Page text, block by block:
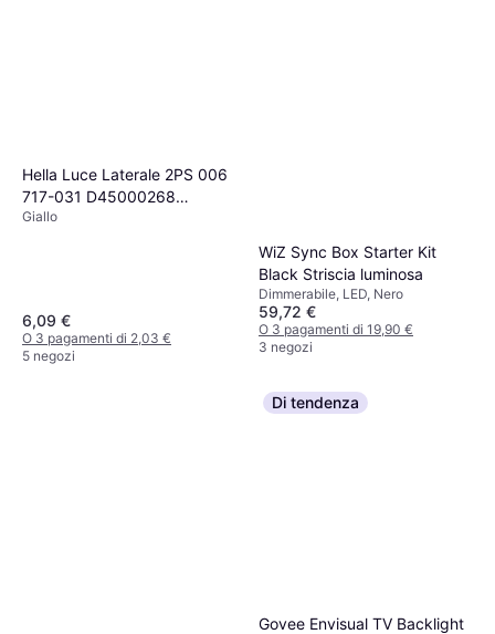
Hella Luce Laterale 2PS 006
717-031 D45000268
4108228A 14090000
Giallo
6,09 €
O 3 pagamenti di 2,03 €
5 negozi
WiZ Sync Box Starter Kit
Black Striscia luminosa
Dimmerabile, LED, Nero
59,72 €
O 3 pagamenti di 19,90 €
3 negozi
Di tendenza
Govee Envisual TV Backlight